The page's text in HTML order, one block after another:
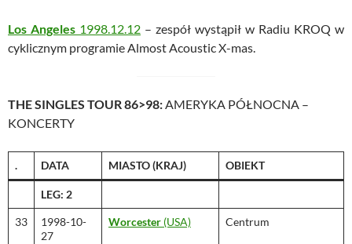
Los Angeles 1998.12.12 – zespół wystąpił w Radiu KROQ w
cyklicznym programie Almost Acoustic X-mas.
THE SINGLES TOUR 86>98:AMERYKA PÓŁNOCNA –
KONCERTY
. DATA MIASTO(KRAJ) OBIEKT
LEG: 2
33
1998-10-
27
Worcester (USA) Centrum